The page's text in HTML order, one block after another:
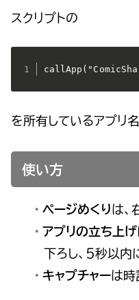
スクリプトの
を所有しているアプリ
使い方
ページめくりは、
アプリの立ち上げ
下ろし、５秒以内
キャプチャーは時